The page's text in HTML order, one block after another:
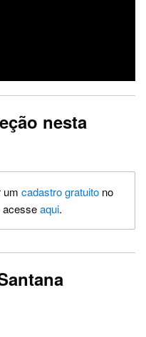
nesta
um cadastro gratuito no
acesseaqui.